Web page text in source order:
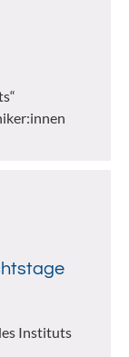
Instituts